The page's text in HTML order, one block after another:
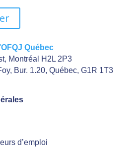
Québec
Montréal H2L 2P3
Bur. 1.20, Québec, G1R 1T3
d’emploi